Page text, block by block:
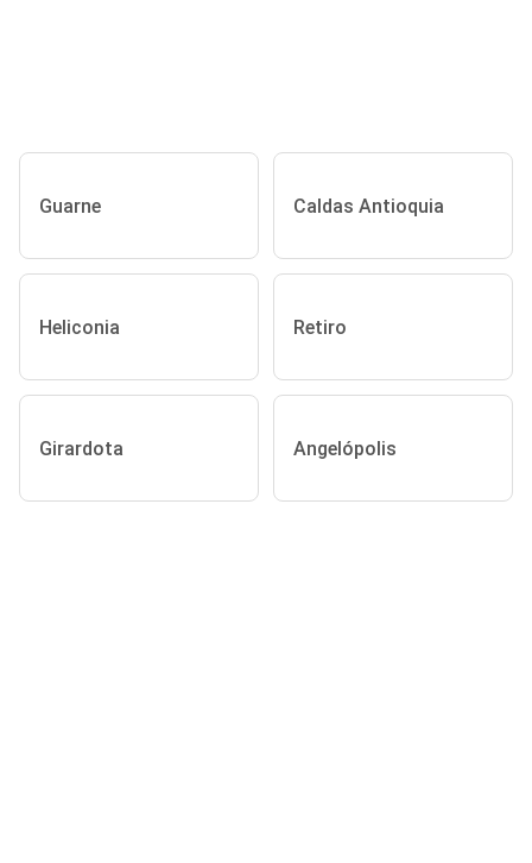
Guarne Caldas Antioquia
Heliconia Retiro
Girardota Angelópolis